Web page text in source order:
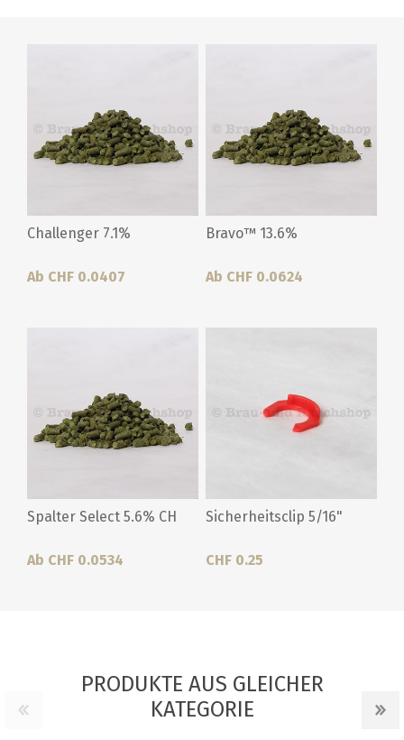
Challenger 7.1%
Ab CHF 0.0407
Bravo™ 13.6%
Ab CHF 0.0624
Spalter Select 5.6% CH
Ab CHF 0.0534
Sicherheitsclip 5/16"
CHF 0.25
PRODUKTE AUS GLEICHER
KATEGORIE